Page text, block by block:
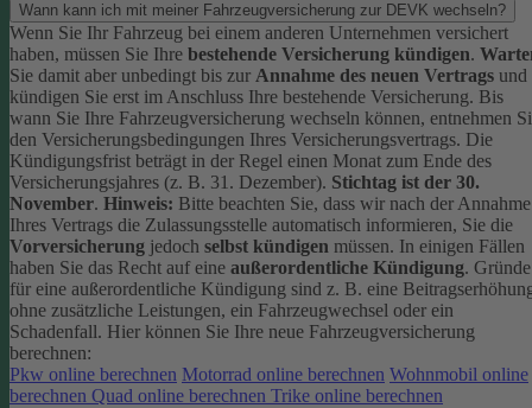
Wann kann ich mit meiner Fahrzeugversicherung zur DEVK wechseln?
Wenn Sie Ihr Fahrzeug bei einem anderen Unternehmen versichert
haben, müssen Sie Ihre bestehende Versicherung kündigen.
Sie damit aber unbedingt bis zur Annahme des neuen Vertrags und
kündigen Sie erst im Anschluss Ihre bestehende Versicherung. Bis
wann Sie Ihre Fahrzeugversicherung wechseln können, entnehmen
den Versicherungsbedingungen Ihres Versicherungsvertrags. Die
Kündigungsfrist beträgt in der Regel einen Monat zum Ende des
Versicherungsjahres (z. B. 31. Dezember). Stichtag ist der 30.
November. Hinweis: Bitte beachten Sie, dass wir nach der Annahme
Ihres Vertrags die Zulassungsstelle automatisch informieren, Sie die
Vorversicherung jedoch selbst kündigen müssen. In einigen Fällen
haben Sie das Recht auf eine außerordentliche Kündigung. Gründe
für eine außerordentliche Kündigung sind z. B. eine
ohne zusätzliche Leistungen, ein Fahrzeugwechsel oder ein
Schadenfall. Hier können Sie Ihre neue Fahrzeugversicherung
berechnen:
Pkw online berechnen Motorrad online berechnen Wohnmobil online
berechnen Quad online berechnen Trike online berechnen